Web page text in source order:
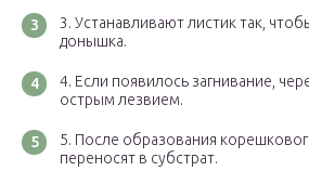
Устанавливают листик так,
донышка.
Если появилось загнивание,
острым лезвием.
После образования
переносят в субстрат.